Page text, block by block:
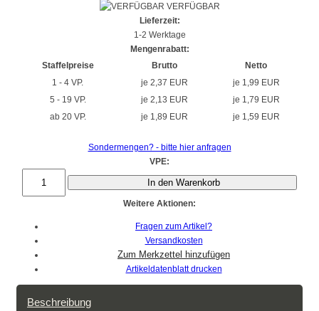
VERFÜGBAR
Lieferzeit:
1-2 Werktage
Mengenrabatt:
Staffelpreise
Brutto
Netto
1 - 4 VP.
je 2,37 EUR
je 1,99 EUR
5 - 19 VP.
je 2,13 EUR
je 1,79 EUR
ab 20 VP.
je 1,89 EUR je 1,59 EUR
Sondermengen? - bitte hier anfragen
VPE:
In den Warenkorb
Weitere Aktionen:
Fragen zum Artikel?
Versandkosten
Artikeldatenblatt drucken
Beschreibung